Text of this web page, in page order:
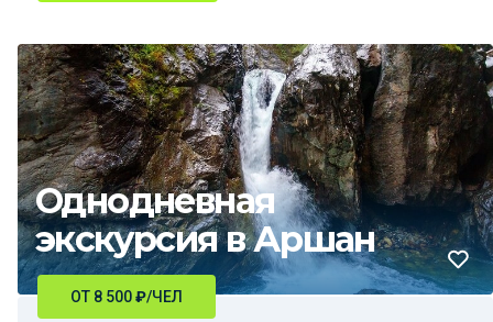
Однодневная
экскурсия в Аршан
ОТ 8 500₽/ЧЕЛ